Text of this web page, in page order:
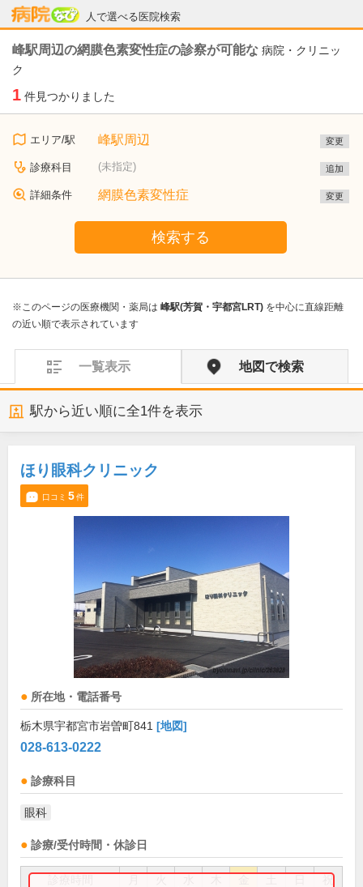
人で選べる医院検索
病院なび
峰駅周辺の網膜色素変性症の診察が可能な 病院・クリニッ
ク
1 件見つかりました
エリア/駅 峰駅周辺 変更
診療科目 (未指定) 追加
詳細条件 網膜色素変性症 変更
検索する
※このページの医療機関・薬局は 峰駅(芳賀・宇都宮LRT) を中心に直線距離
の近い順で表示されています
一覧表示 地図で検索
駅から近い順に全1件を表示
ほり眼科クリニック
口コミ 5件
所在地・電話番号
栃木県宇都宮市岩曽町841 [地図]
028-613-0222
診療科目
眼科
診療/受付時間・休診日
祝